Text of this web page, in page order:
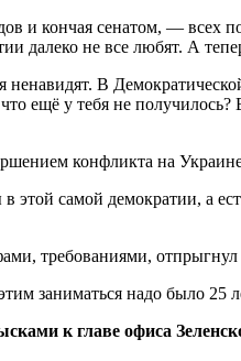
и кончая сенатом, — всех
далеко не все любят. А
В
у тебя не получилось?
конфликта на
этой самой демократии, а
требованиями, отпрыгнул
заниматься надо было 25
к главе офиса